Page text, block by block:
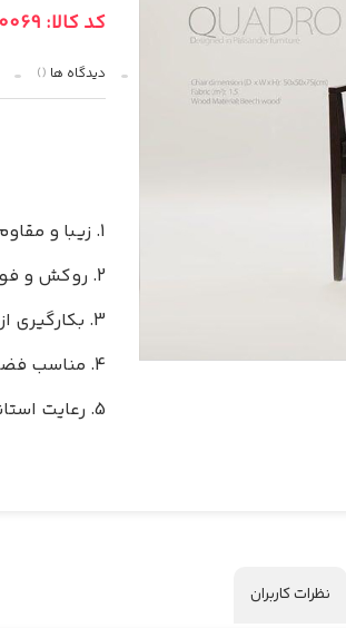
کد کالا: 10069
دیدگاه ها ()
نظرات کاربران